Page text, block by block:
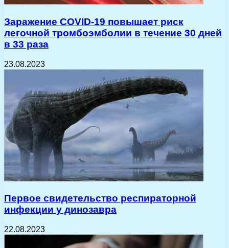
Заражение COVID-19 повышает риск
легочной тромбоэмболии в течение 30 дней
в 33 раза
23.08.2023
Первое свидетельство респираторной
инфекции у динозавра
22.08.2023